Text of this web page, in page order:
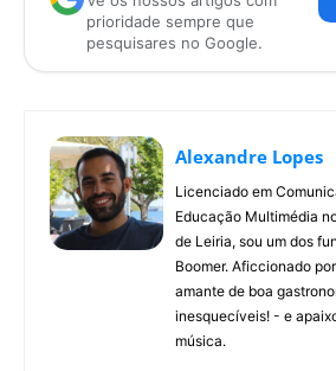
prioridade sempre que
pesquisares no Google.
Alexandre Lopes
Licenciado em
Educação Multimédia
de Leiria, sou um dos
Boomer. Aficcionado
amante de boa
inesquecíveis! - e
música.